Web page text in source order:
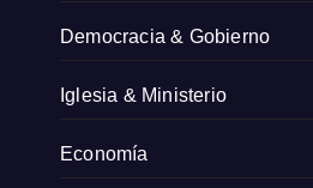
Democracia & Gobierno
Iglesia & Ministerio
Economía